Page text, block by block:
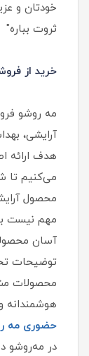
خودتان و
ثروت بباره"
خرید از
مه‌ روشو
آرایشی،
هدف ارائه
می‌کنیم تا
محصول
مهم نیست
آسان
توضیحات
محصولات
هوشمندانه
حضوری مه‌
در مه‌روشو